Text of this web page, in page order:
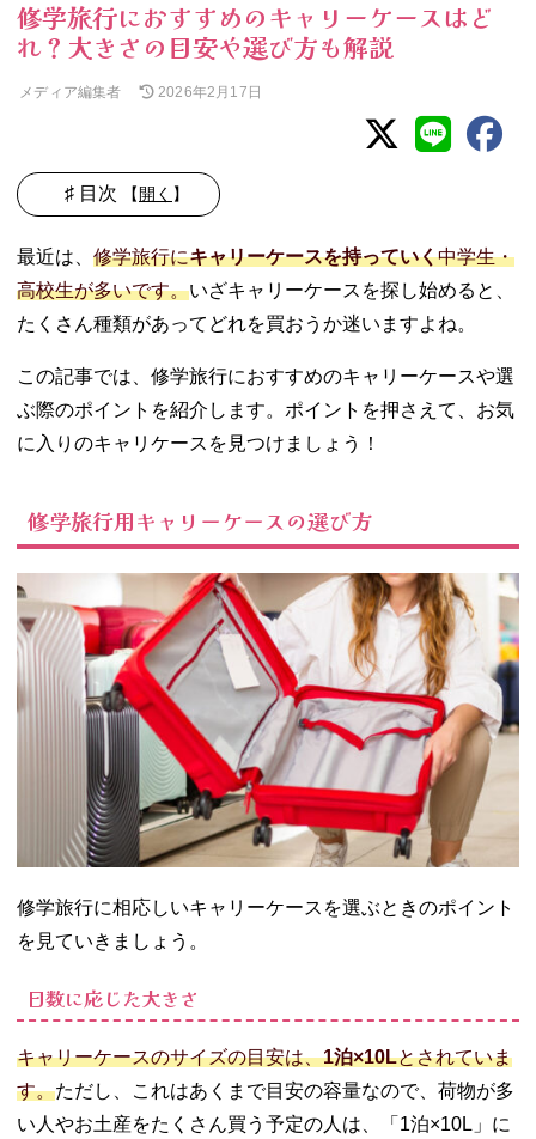
修学旅行におすすめのキャリーケースはど
れ？大きさの目安や選び方も解説
メディア編集者 2026年2月17日
♯ 目次 【開く 】
ャリーケースの
選び方
− 日数に応
− シンプル
なデザイン
がおすすめ
の場合は重
さとサイズ
もチェック
− キャスタ
ーの種類に
も注目
− 使い勝手
が良いハー
ドタイプが
− 海外へ行
くならTSA
ロックつき
を選ぶ
− 快適に使
える機能性
も重要！
02. 修学旅行にお
すすめのキャリ
− hiromichi
nakano（ヒ
ロミチ ナカ
最近は、 修学旅行にキャリーケースを持っていく中学生・
高校生が多いです。いざキャリーケースを探し始めると、
たくさん種類があってどれを買おうか迷いますよね。
この記事では、修学旅行におすすめのキャリーケースや選
ぶ際のポイントを紹介します。ポイントを押さえて、お気
に入りのキャリケースを見つけましょう！
修学旅行用キャリーケースの選び方
修学旅行に相応しいキャリーケースを選ぶときのポイント
を見ていきましょう。
日数に応じた大きさ
キャリーケースのサイズの目安は、1泊×10Lとされていま
す。ただし、これはあくまで目安の容量なので、荷物が多
い人やお土産をたくさん買う予定の人は、「1泊×10L」に